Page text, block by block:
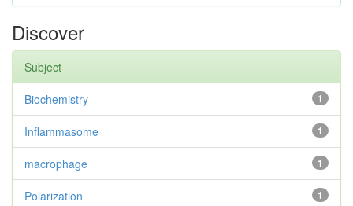
Discover
Subject
1
Biochemistry
1
Inflammasome
1
macrophage
1
Polarization